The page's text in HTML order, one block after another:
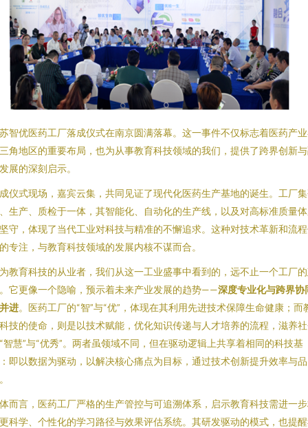
智优医药工厂落成仪式在南京圆满落幕。这一事件不仅标志着医药产
角地区的重要布局，也为从事教育科技领域的我们，提供了跨界创新
展的深刻启示。
仪式现场，嘉宾云集，共同见证了现代化医药生产基地的诞生。工厂
生产、质检于一体，其智能化、自动化的生产线，以及对高标准质量
守，体现了当代工业对科技与精准的不懈追求。这种对技术革新和流
专注，与教育科技领域的发展内核不谋而合。
教育科技的从业者，我们从这一工业盛事中看到的，远不止一个工厂
它更像一个隐喻，预示着未来产业发展的趋势——深度专业化与跨界协
进。医药工厂的“智”与“优”，体现在其利用先进技术保障生命健康；而
技的使命，则是以技术赋能，优化知识传递与人才培养的流程，滋养
智慧”与“优秀”。两者虽领域不同，但在驱动逻辑上共享着相同的科技基
即以数据为驱动，以解决核心痛点为目标，通过技术创新提升效率与品
而言，医药工厂严格的生产管控与可追溯体系，启示教育科技需进一
科学、个性化的学习路径与效果评估系统。其研发驱动的模式，也提